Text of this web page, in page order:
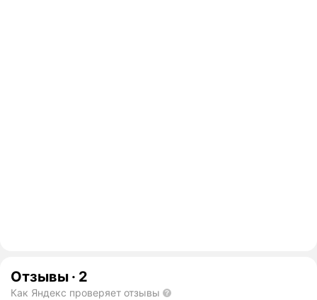
Отзывы · 2
Как Яндекс проверяет отзывы